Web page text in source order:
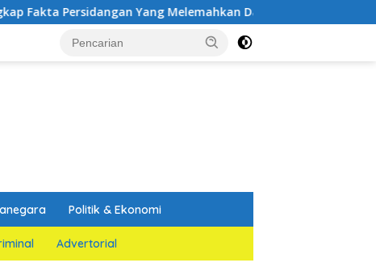
Yang Melemahkan Dakwaan Jaksa Penuntut Umum
Politik & Ekonomi
Advertorial